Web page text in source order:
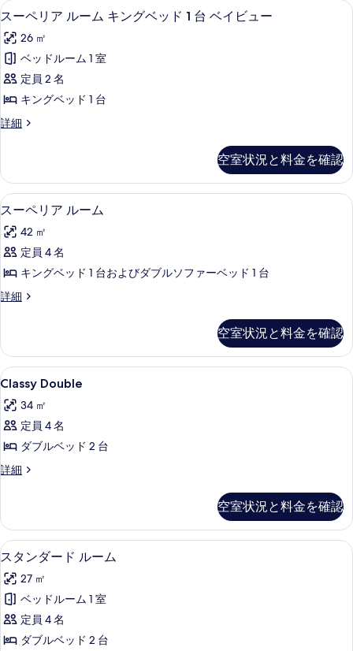
を
表
示
す
る
ス
ー
ペ
リ
ア
ー
キ
ン
グ
ベ
ッ
ド
1
イ
ビ
ュ
ー
の
す
べ
の
写
真
を
表
示
す
スーペリア ルーム キングベッド 1
10
スーペリア ルーム キングベッド 1 台 ベイビュー
26 ㎡
ベッドルーム 1 室
定員 2 名
キングベッド 1 台
詳細
ス
ア
ル
ー
キ
ン
ベ
ッ
ド
ベ
ビ
ュ
ー
の
詳
細
空室状況と料金を確認
ス
ー
ペ
リ
ル
ム
の
す
べ
て
の
写
表
示
す
る
スーペリア ルーム | エジプト綿のシ
9
スーペリア ルーム
42 ㎡
定員 4 名
キングベッド 1 台およびダブルソファーベッド 1 台
詳細
ス
ア
ル
ー
の
詳
空室状況と料金を確認
Classy
Double
の
す
べ
て
真
を
表
示
す
る
エジプト綿のシーツ、高級寝具、セ
8
Classy Double
34 ㎡
定員 4 名
ダブルベッド 2 台
詳細
Classy
細
空室状況と料金を確認
ス
タ
ン
ダ
ー
エジプト綿のシーツ、高級寝具、セ
5
スタンダード ルーム
27 ㎡
ベッドルーム 1 室
定員 4 名
ダブルベッド 2 台